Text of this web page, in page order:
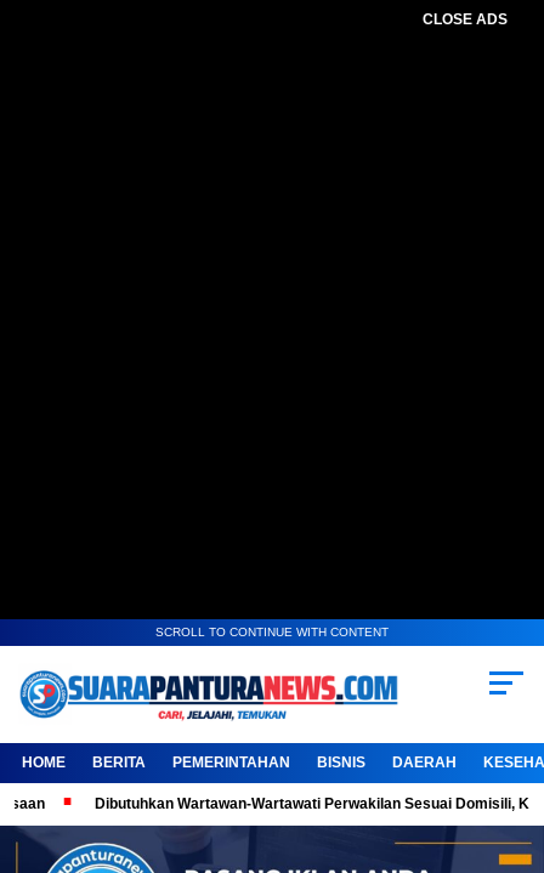
CLOSE ADS
SCROLL TO CONTINUE WITH CONTENT
HOME BERITA PEMERINTAHAN BISNIS DAERAH
Wartawan-Wartawati Perwakilan Sesuai Domisili, Kembangkan